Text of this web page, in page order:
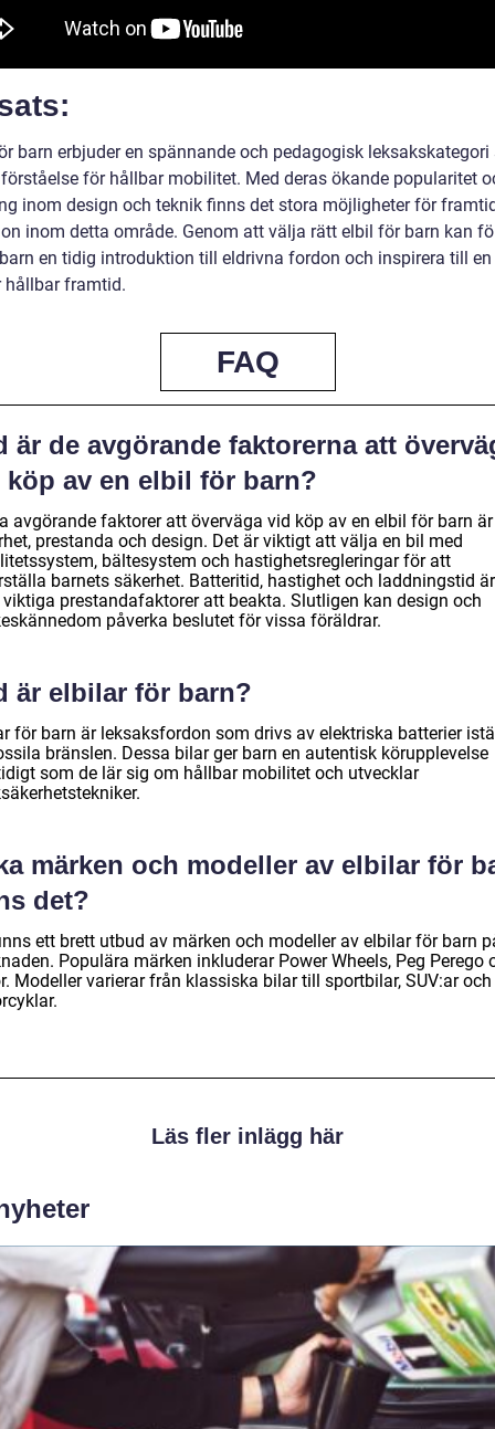
barn erbjuder en spännande och pedagogisk leksakskategori
för hållbar mobilitet. Med deras ökande popularitet
inom design och teknik finns det stora möjligheter för
inom detta område. Genom att välja rätt elbil för barn kan
en tidig introduktion till eldrivna fordon och inspirera till en
hållbar framtid.
FAQ
är de avgörande faktorerna att
köp av en elbil för barn?
avgörande faktorer att överväga vid köp av en elbil för barn är
prestanda och design. Det är viktigt att välja en bil med
bältesystem och hastighetsregleringar för att
barnets säkerhet. Batteritid, hastighet och laddningstid är
viktiga prestandafaktorer att beakta. Slutligen kan design och
påverka beslutet för vissa föräldrar.
är elbilar för barn?
för barn är leksaksfordon som drivs av elektriska batterier
bränslen. Dessa bilar ger barn en autentisk körupplevelse
som de lär sig om hållbar mobilitet och utvecklar
märken och modeller av elbilar för
det?
ett brett utbud av märken och modeller av elbilar för barn
Populära märken inkluderar Power Wheels, Peg Perego
Modeller varierar från klassiska bilar till sportbilar, SUV:ar och
Läs fler inlägg här